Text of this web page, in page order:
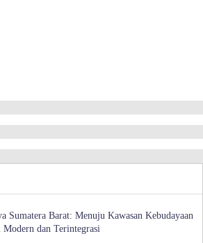
Sumatera Barat: Menuju Kawasan Kebudayaan
Modern dan Terintegrasi